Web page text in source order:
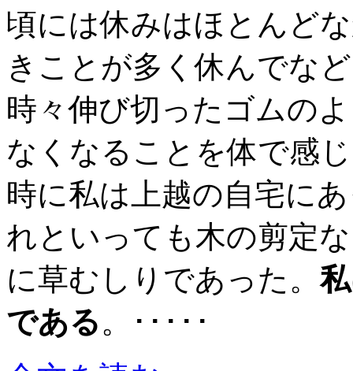
頃には休みはほとんど
きことが多く休んでな
時々伸び切ったゴムの
なくなることを体で感
時に私は上越の自宅に
れといっても木の剪定
に草むしりであった。
である。･････